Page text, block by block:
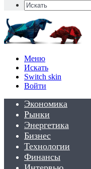
Меню
Искать
Switch skin
Войти
Экономика
Рынки
Энергетика
Бизнес
Технологии
Финансы